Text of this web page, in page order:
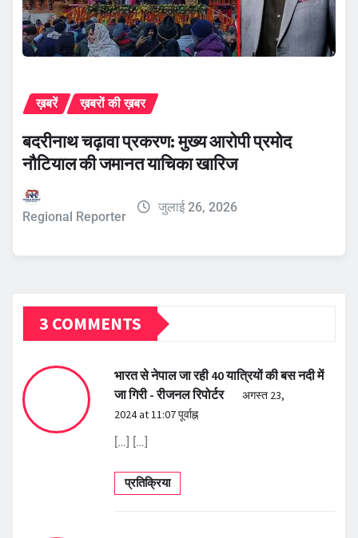
ख़बरें ख़बरों की ख़बर
बदरीनाथ चढ़ावा प्रकरण: मुख्य आरोपी प्रमोद
नौटियाल की जमानत याचिका खारिज
Regional Reporter
जुलाई 26, 2026
3 COMMENTS
भारत से नेपाल जा रही 40 यात्रियों की बस नदी में
जा गिरी - रीजनल रिपोर्टर
अगस्त 23,
2024 at 11:07 पूर्वाह्न
[…] […]
प्रतिक्रिया